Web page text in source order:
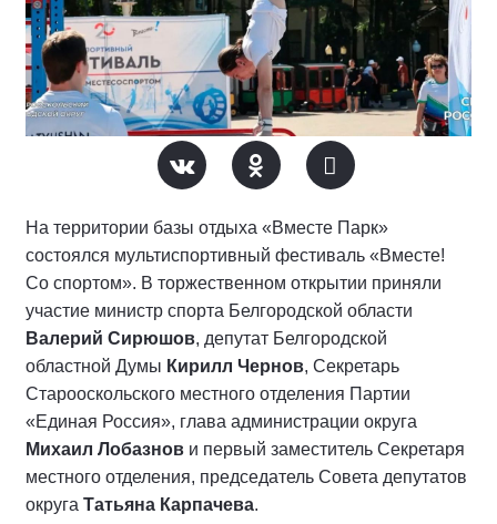
На территории базы отдыха «Вместе Парк»
состоялся мультиспортивный фестиваль «Вместе!
Со спортом». В торжественном открытии приняли
участие министр спорта Белгородской области
Валерий Сирюшов, депутат Белгородской
областной Думы Кирилл Чернов, Секретарь
Старооскольского местного отделения Партии
«Единая Россия», глава администрации округа
Михаил Лобазнов и первый заместитель Секретаря
местного отделения, председатель Совета депутатов
округа Татьяна Карпачева.